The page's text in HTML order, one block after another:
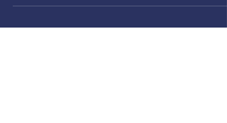
ciberseguridad.